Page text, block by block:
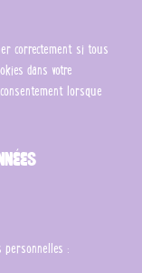
correctement si tous
dans votre
lorsque
personnelles :